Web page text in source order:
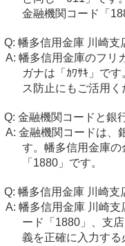
金融機関コード「
幡多信用金庫 川崎支
幡多信用金庫のフリ
ガナは「ｶﾜｻｷ」で
ス防止にもご活用く
金融機関コードと銀
金融機関コードは、
す。幡多信用金庫
「1880」です。
幡多信用金庫 川崎支
幡多信用金庫 川崎支
ード「1880」、支
義を正確に入力す